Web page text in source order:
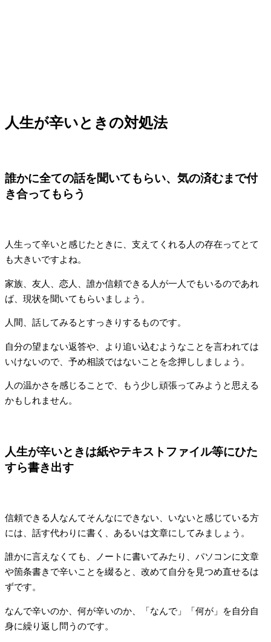
人生が辛いときの対処法
誰かに全ての話を聞いてもらい、気の済むまで付
き合ってもらう
人生って辛いと感じたときに、支えてくれる人の存在ってとて
も大きいですよね。
家族、友人、恋人、誰か信頼できる人が一人でもいるのであれ
ば、現状を聞いてもらいましょう。
人間、話してみるとすっきりするものです。
自分の望まない返答や、より追い込むようなことを言われては
いけないので、予め相談ではないことを念押ししましょう。
人の温かさを感じることで、もう少し頑張ってみようと思える
かもしれません。
人生が辛いときは紙やテキストファイル等にひた
すら書き出す
信頼できる人なんてそんなにできない、いないと感じている方
には、話す代わりに書く、あるいは文章にしてみましょう。
誰かに言えなくても、ノートに書いてみたり、パソコンに文章
や箇条書きで辛いことを綴ると、改めて自分を見つめ直せるは
ずです。
なんで辛いのか、何が辛いのか、「なんで」「何が」を自分自
身に繰り返し問うのです。